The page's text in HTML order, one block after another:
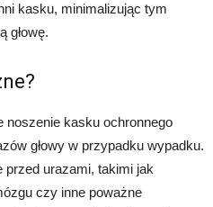
kasku, minimalizując tym
głowę.
noszenie kasku ochronnego
głowy w przypadku wypadku.
przed urazami, takimi jak
czy inne poważne